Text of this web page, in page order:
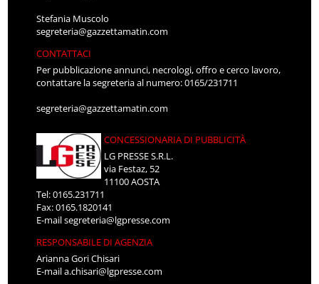
Stefania Muscolo
segreteria@gazzettamatin.com
CONTATTACI
Per pubblicazione annunci, necrologi, offro e cerco lavoro,
contattare la segreteria al numero: 0165/231711
segreteria@gazzettamatin.com
CONCESSIONARIA DI PUBBLICITÀ
LG PRESSE S.R.L.
via Festaz, 52
11100 AOSTA
Tel: 0165.231711
Fax: 0165.1820141
E-mailsegreteria@lgpresse.com
RESPONSABILE DI AGENZIA
Arianna Gori Chisari
E-maila.chisari@lgpresse.com